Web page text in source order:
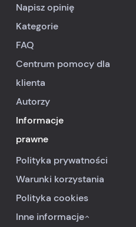
Napisz opinię
Kategorie
FAQ
Centrum pomocy dla
klienta
Autorzy
Informacje
prawne
Polityka prywatności
Warunki korzystania
Polityka cookies
Inne informacje